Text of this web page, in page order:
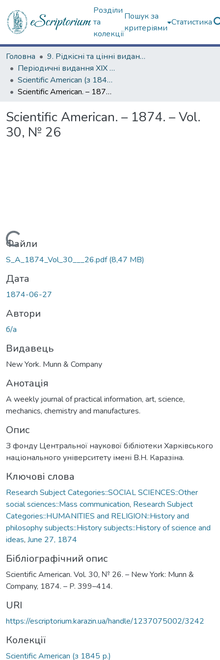
Розділи
та
колекції
Пошук за
критеріями
Статистика
Головна
9. Рідкісні та цінні видання
Періодичні видання ХІХ ст.
Scientific American (з 1845 р.)
Scientific American. – 1874. – Vol. 30, № 26
Scientific American. – 1874. – Vol.
30, № 26
Вантажиться...
Файли
S_A_1874_Vol_30___26.pdf(8,47 MB)
Дата
1874-06-27
Автори
б/а
Видавець
New York. Munn & Company
Анотація
A weekly journal of practical information, art, science,
mechanics, chemistry and manufactures.
Опис
З фонду Центральної наукової бібліотеки Харківського
національного університету імені В.Н. Каразіна.
Ключові слова
Research Subject Categories::SOCIAL SCIENCES::Other
social sciences::Mass communication, Research Subject
Categories::HUMANITIES and RELIGION::History and
philosophy subjects::History subjects::History of science and
ideas, June 27, 1874
Бібліографічний опис
Scientific American. Vol. 30, № 26. – New York: Munn &
Company, 1874. – P. 399–414.
URI
https://escriptorium.karazin.ua/handle/1237075002/3242
Колекції
Scientific American (з 1845 р.)